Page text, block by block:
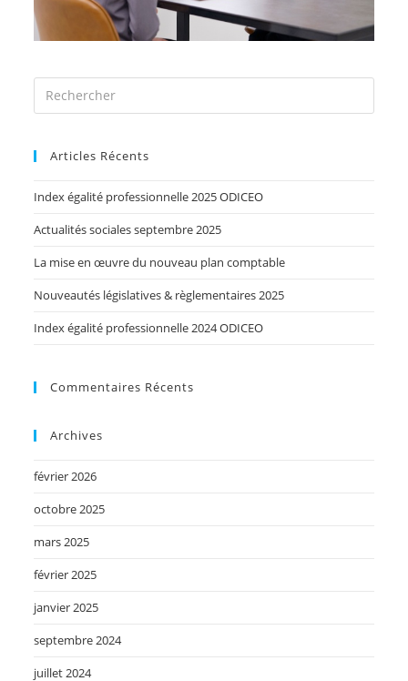
Articles Récents
Index égalité professionnelle 2025 ODICEO
Actualités sociales septembre 2025
La mise en œuvre du nouveau plan comptable
Nouveautés législatives & règlementaires 2025
Index égalité professionnelle 2024 ODICEO
Commentaires Récents
Archives
février 2026
octobre 2025
mars 2025
février 2025
janvier 2025
septembre 2024
juillet 2024